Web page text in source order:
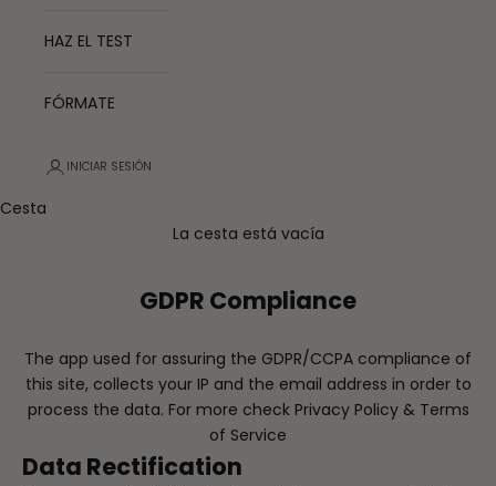
HAZ EL TEST
FÓRMATE
INICIAR SESIÓN
Cesta
La cesta está vacía
GDPR Compliance
The app used for assuring the GDPR/CCPA compliance of
this site, collects your IP and the email address in order to
process the data. For more check Privacy Policy & Terms
of Service
Data Rectification